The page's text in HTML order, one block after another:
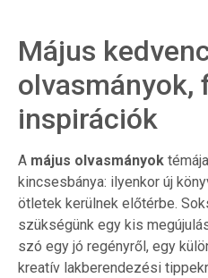
Május
olvasmányok,
inspirációk
A május olvasmányok
kincsesbánya: ilyenkor új
ötletek kerülnek előtérbe.
szükségünk egy kis
szó egy jó regényről, egy
kreatív lakberendezési